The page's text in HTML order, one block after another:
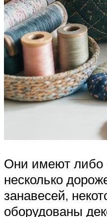
Они имеют либо
несколько
занавесей,
оборудованы